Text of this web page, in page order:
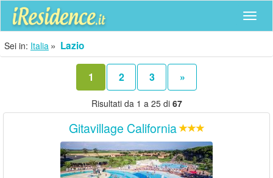
Sei in: Italia Lazio
1 2 3 »
Risultati da 1 a 25 di 67
Gitavillage California